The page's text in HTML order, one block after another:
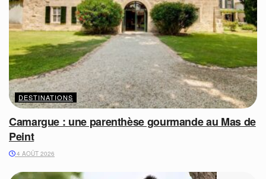
DESTINATIONS
Camargue : une parenthèse gourmande au Mas de
Peint
4 AOÛT 2026